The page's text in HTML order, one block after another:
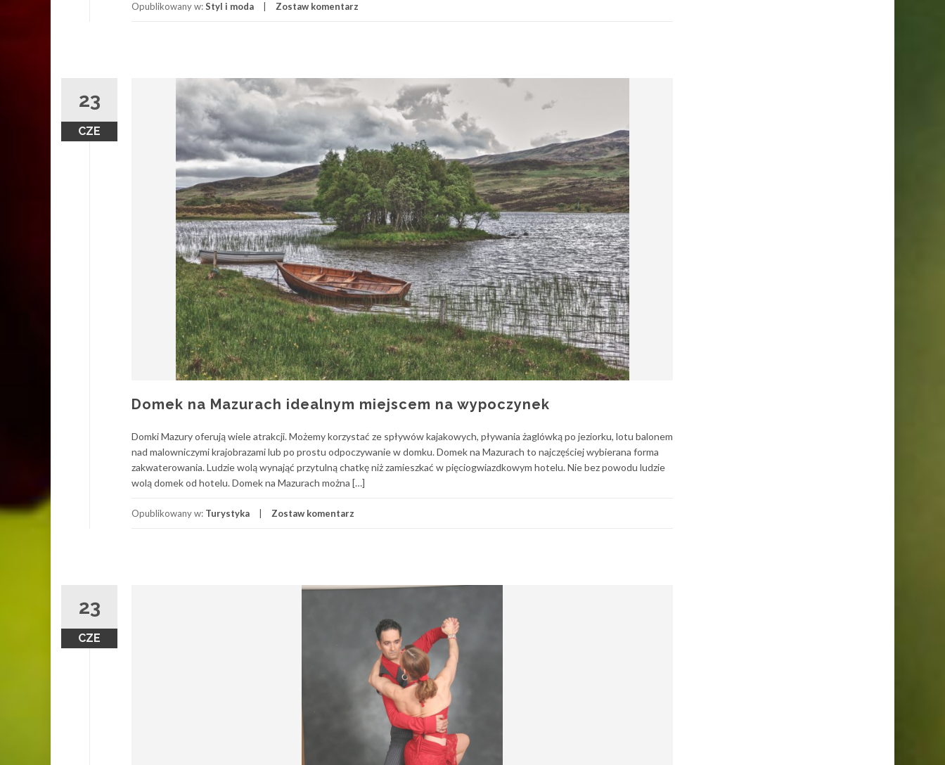
Opublikowany w:Styl i moda Zostaw komentarz
23
CZE
Domek na Mazurach idealnym miejscem na wypoczynek
Domki Mazury oferują wiele atrakcji. Możemy korzystać ze spływów kajakowych, pływania żaglówką po jeziorku, lotu balonem
nad malowniczymi krajobrazami lub po prostu odpoczywanie w domku. Domek na Mazurach to najczęściej wybierana forma
zakwaterowania. Ludzie wolą wynająć przytulną chatkę niż zamieszkać w pięciogwiazdkowym hotelu. Nie bez powodu ludzie
wolą domek od hotelu. Domek na Mazurach można […]
Opublikowany w: Turystyka Zostaw komentarz
23
CZE